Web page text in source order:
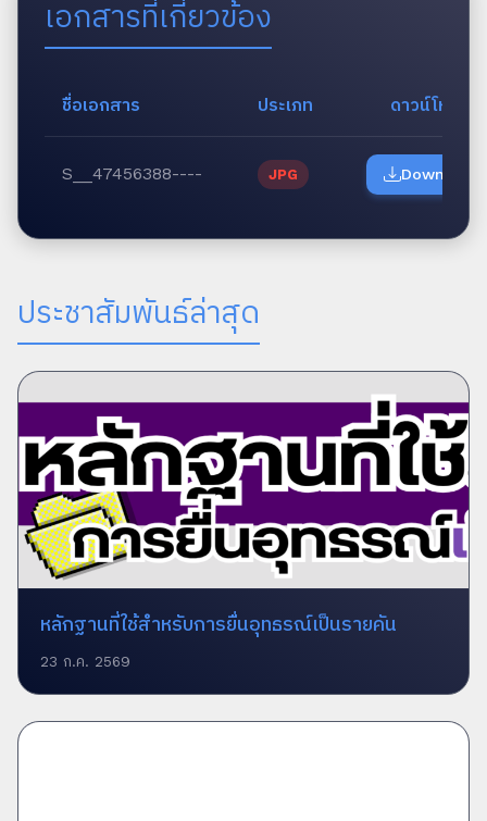
เอกสารที่เกี่ยวข้อง
ชื่อเอกสาร ประเภท ดาวน์โหลด
S__47456388---- JPG Download
ประชาสัมพันธ์ล่าสุด
หลักฐานที่ใช้สำหรับการยื่นอุทธรณ์เป็นรายคัน
23 ก.ค. 2569